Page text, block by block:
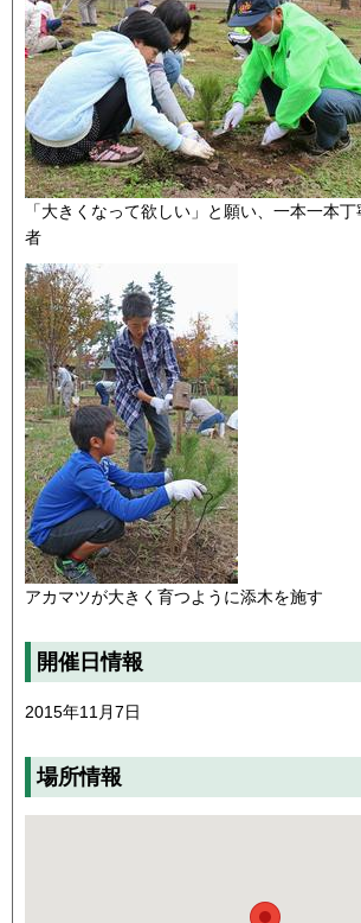
「大きくなって欲しい」と願い、一本一本
者
アカマツが大きく育つように添木を施す
開催日情報
2015年11月7日
場所情報